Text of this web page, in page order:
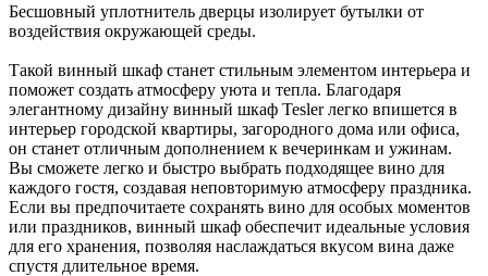
Бесшовный уплотнитель дверцы изолирует бутылки от
воздействия окружающей среды.
Такой винный шкаф станет стильным элементом интерьера и
поможет создать атмосферу уюта и тепла. Благодаря
элегантному дизайну винный шкаф Tesler легко впишется в
интерьер городской квартиры, загородного дома или офиса,
он станет отличным дополнением к вечеринкам и ужинам.
Вы сможете легко и быстро выбрать подходящее вино для
каждого гостя, создавая неповторимую атмосферу праздника.
Если вы предпочитаете сохранять вино для особых моментов
или праздников, винный шкаф обеспечит идеальные условия
для его хранения, позволяя наслаждаться вкусом вина даже
спустя длительное время.